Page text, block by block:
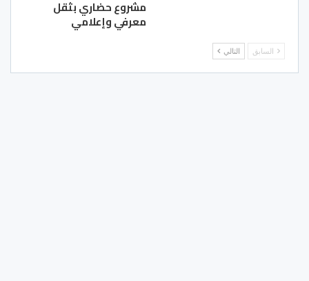
مشروع حضاري بثقل
معرفي وإعلامي
السابق التالي